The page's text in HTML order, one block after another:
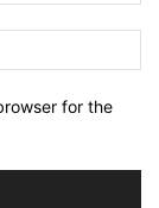
for the